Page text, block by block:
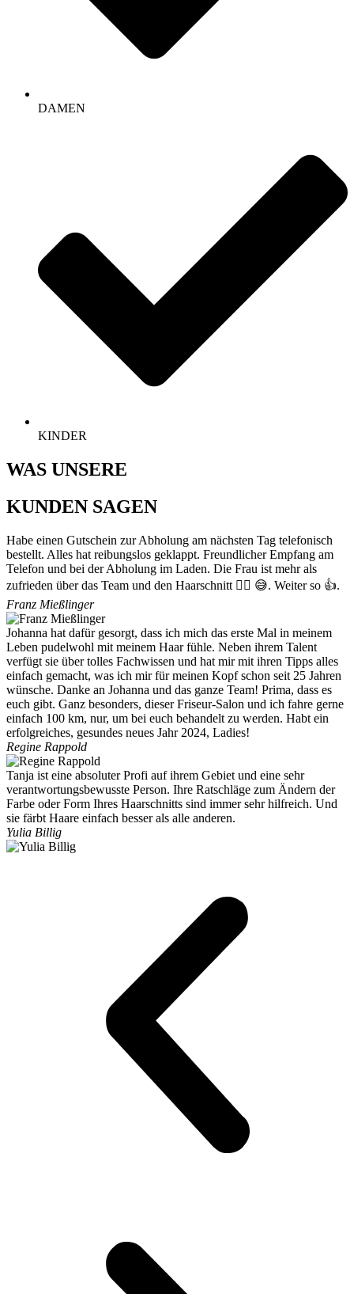
DAMEN
KINDER
WAS UNSERE
KUNDEN SAGEN
Habe einen Gutschein zur Abholung am nächsten Tag telefonisch
bestellt. Alles hat reibungslos geklappt. Freundlicher Empfang am
Telefon und bei der Abholung im Laden. Die Frau ist mehr als
zufrieden über das Team und den Haarschnitt 💇‍♀️ 😅. Weiter so 👍.
Franz Mießlinger
Johanna hat dafür gesorgt, dass ich mich das erste Mal in meinem
Leben pudelwohl mit meinem Haar fühle. Neben ihrem Talent
verfügt sie über tolles Fachwissen und hat mir mit ihren Tipps alles
einfach gemacht, was ich mir für meinen Kopf schon seit 25 Jahren
wünsche. Danke an Johanna und das ganze Team! Prima, dass es
euch gibt. Ganz besonders, dieser Friseur-Salon und ich fahre gerne
einfach 100 km, nur, um bei euch behandelt zu werden. Habt ein
erfolgreiches, gesundes neues Jahr 2024, Ladies!
Regine Rappold
Tanja ist eine absoluter Profi auf ihrem Gebiet und eine sehr
verantwortungsbewusste Person. Ihre Ratschläge zum Ändern der
Farbe oder Form Ihres Haarschnitts sind immer sehr hilfreich. Und
sie färbt Haare einfach besser als alle anderen.
Yulia Billig